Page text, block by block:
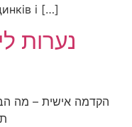
і […]
נערות
הקדמה אישית – מה